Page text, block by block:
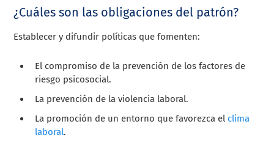
¿Cuáles son las obligaciones del patrón?
Establecer y difundir políticas que fomenten:
El compromiso de la prevención de los factores de
riesgo psicosocial.
La prevención de la violencia laboral.
La promoción de un entorno que favorezca el clima
laboral.